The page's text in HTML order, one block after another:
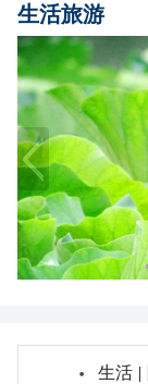
生活旅游
生活 |